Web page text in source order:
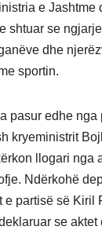
e Jashtme
shtuar se
dhe
sportin.
pasur edhe nga
kryeministrit
llogari nga
Ndërkohë
e partisë së Kiril
se aktet